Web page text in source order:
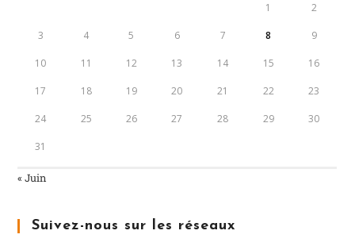
1 2
3 4 5 6 7 8 9
10 11 12 13 14 15 16
17 18 19 20 21 22 23
24 25 26 27 28 29 30
31
« Juin
Suivez-nous sur les réseaux